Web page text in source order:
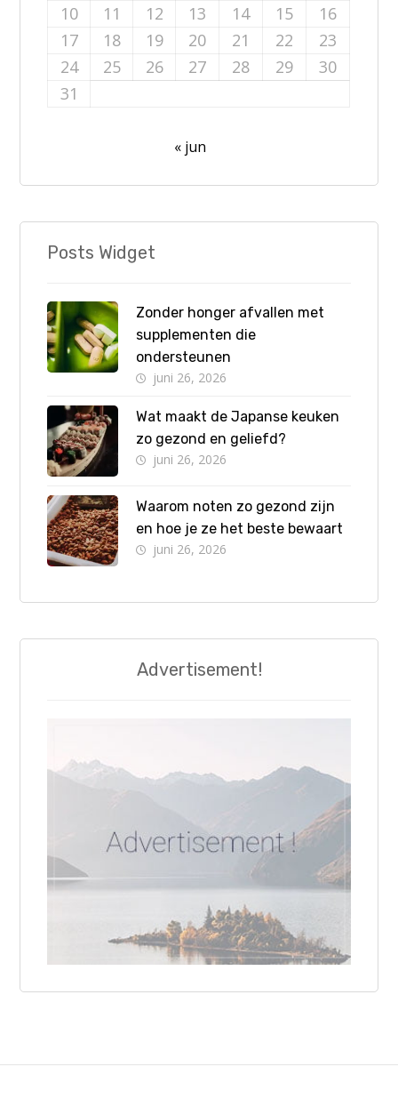
10
11 12 13 14 15
16
17
18 19 20 21 22
23
24
25 26 27 28 29
30
31
« jun
Posts Widget
Zonder honger afvallen met
supplementen die
ondersteunen
juni 26, 2026
Wat maakt de Japanse keuken
zo gezond en geliefd?
juni 26, 2026
Waarom noten zo gezond zijn
en hoe je ze het beste bewaart
juni 26, 2026
Advertisement!